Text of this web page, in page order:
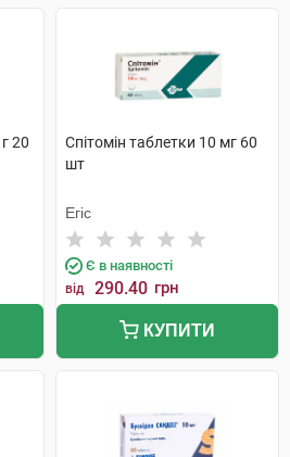
20
Спітомін таблетки 10 мг 60
шт
Егіс
Є в наявності
від 290.40 грн
КУПИТИ